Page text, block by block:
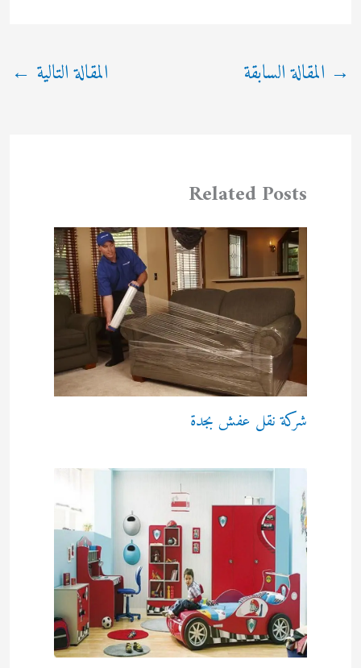
→ المقالة السابقة المقالة التالية ←
Related Posts
شركة نقل عفش بجدة